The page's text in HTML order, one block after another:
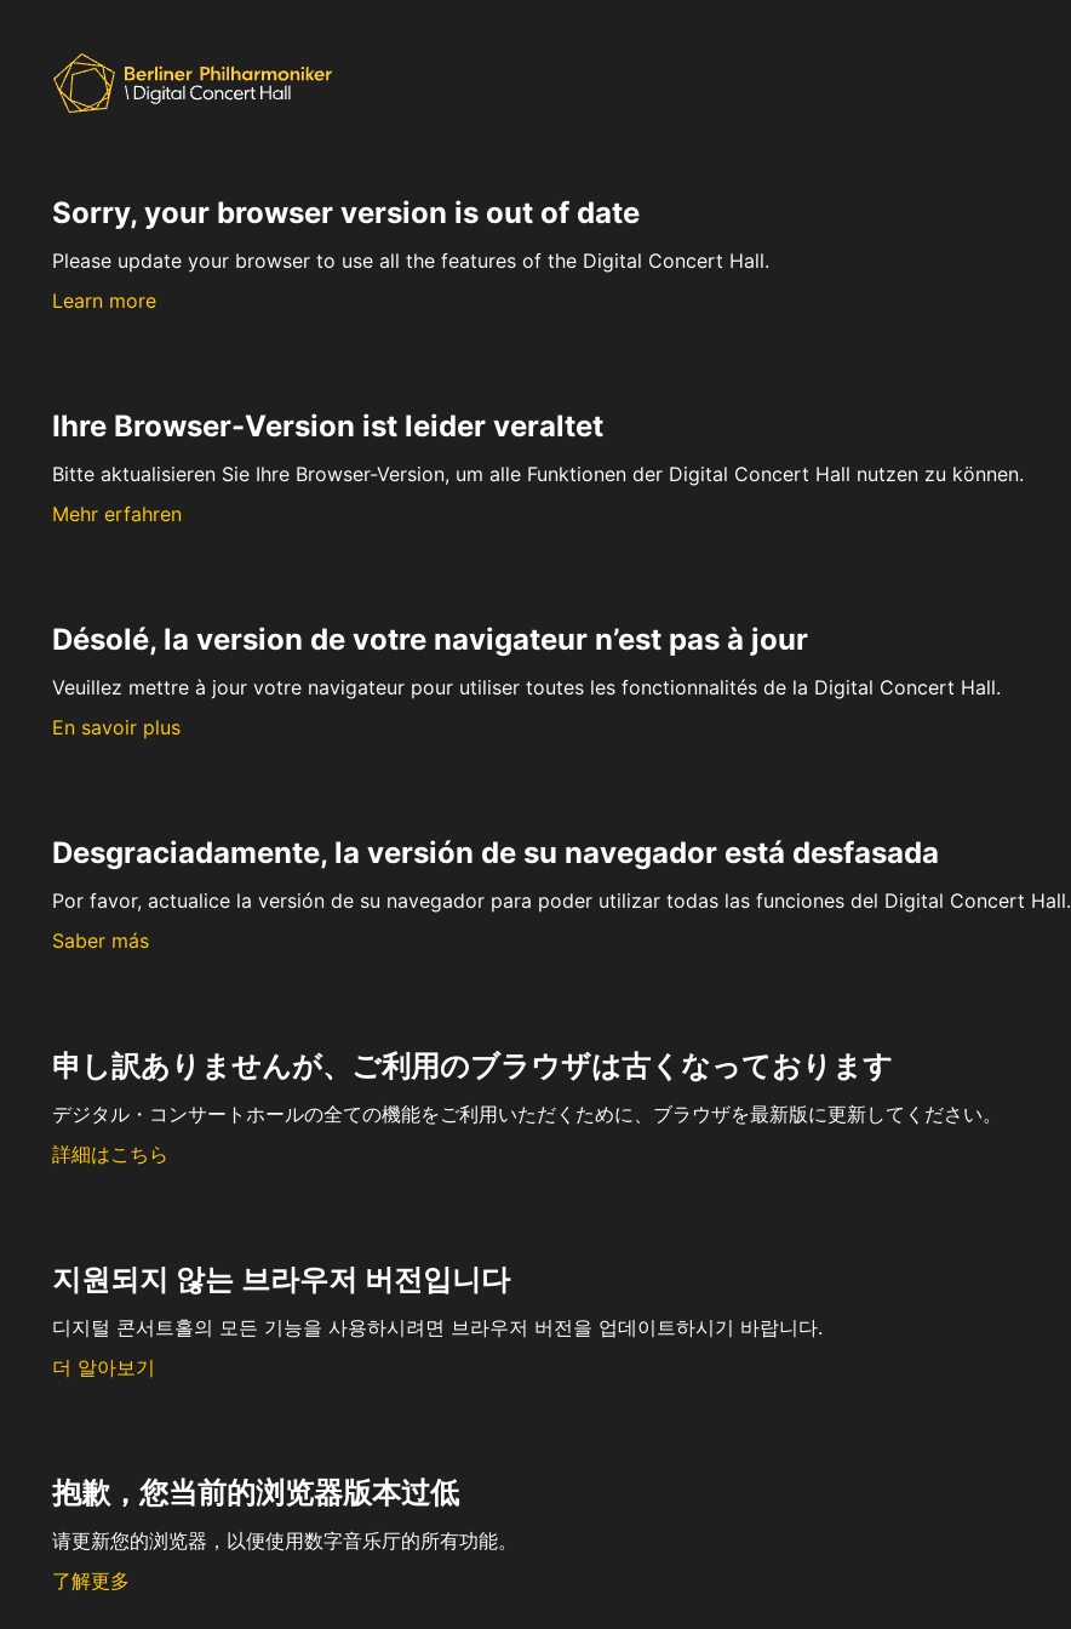
Sorry, your browser version is out of date
Please update your browser to use all the features of the Digital Concert Hall.
Learn more
Ihre Browser-Version ist leider veraltet
Bitte aktualisieren Sie Ihre Browser-Version, um alle Funktionen der Digital Concert Hall nutzen zu können.
Mehr erfahren
Désolé, la version de votre navigateur n’est pas à jour
Veuillez mettre à jour votre navigateur pour utiliser toutes les fonctionnalités de la Digital Concert Hall.
En savoir plus
Desgraciadamente, la versión de su navegador está desfasada
Por favor, actualice la versión de su navegador para poder utilizar todas las funciones del Digital Concert Hall.
Saber más
申し訳ありませんが、ご利用のブラウザは古くなっております
デジタル・コンサートホールの全ての機能をご利用いただくために、ブラウザを最新版に更新してください。
詳細はこちら
지원되지 않는 브라우저 버전입니다
디지털 콘서트홀의 모든 기능을 사용하시려면 브라우저 버전을 업데이트하시기 바랍니다.
더 알아보기
抱歉，您当前的浏览器版本过低
请更新您的浏览器，以便使用数字音乐厅的所有功能。
了解更多